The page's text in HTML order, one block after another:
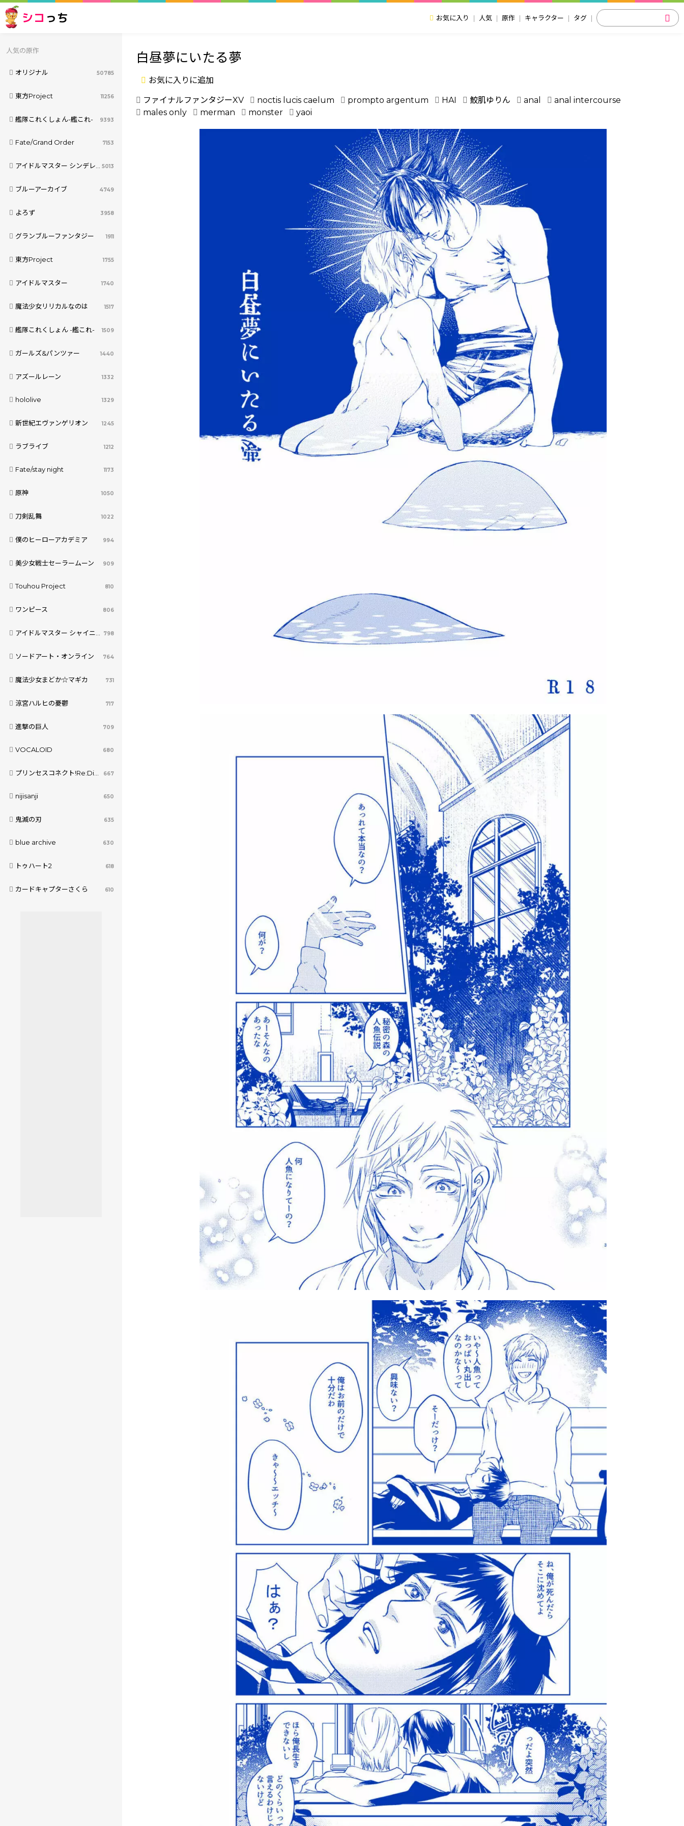
シコ っち お気に入り 人気 原作 キャラクター タグ
人気の原作
オリジナル 50785
東方Project 11256
艦隊これくしょん-艦これ- 9393
Fate/Grand Order 7153
アイドルマスター シンデレラガールズ 5013
ブルーアーカイブ 4749
よろず 3958
グランブルーファンタジー 1911
東方Project 1755
アイドルマスター 1740
魔法少女リリカルなのは 1517
艦隊これくしょん -艦これ- 1509
ガールズ&パンツァー 1440
アズールレーン 1332
hololive 1329
新世紀エヴァンゲリオン 1245
ラブライブ 1212
Fate/stay night 1173
原神 1050
刀剣乱舞 1022
僕のヒーローアカデミア 994
美少女戦士セーラームーン 909
Touhou Project 810
ワンピース 806
アイドルマスター シャイニーカラーズ 798
ソードアート・オンライン 764
魔法少女まどか☆マギカ 731
涼宮ハルヒの憂鬱 717
進撃の巨人 709
VOCALOID 680
プリンセスコネクト!Re:Dive 667
nijisanji 650
鬼滅の刃 635
blue archive 630
トゥハート2 618
カードキャプターさくら 610
白昼夢にいたる夢
お気に入りに追加
ファイナルファンタジーXV noctis lucis caelum prompto argentum HAI 鮫肌ゆりん anal
anal intercourse
males only
merman monster yaoi